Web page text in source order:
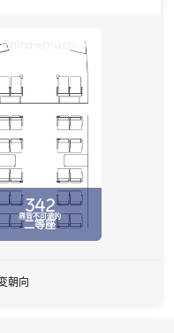
342
靠背不可调的
二等座
china-emu.cn
朝向